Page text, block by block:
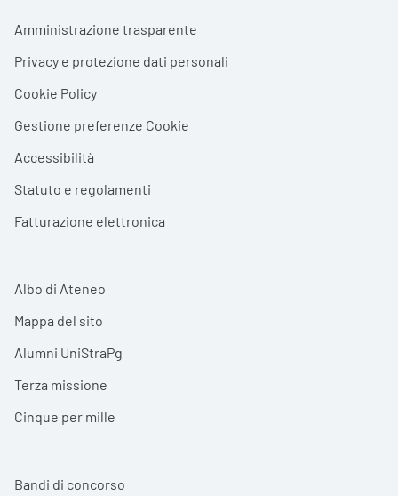
Footer menu
Amministrazione trasparente
Privacy e protezione dati personali
Cookie Policy
Gestione preferenze Cookie
Accessibilità
Statuto e regolamenti
Fatturazione elettronica
Albo di Ateneo
Mappa del sito
Alumni UniStraPg
Terza missione
Cinque per mille
Bandi di concorso